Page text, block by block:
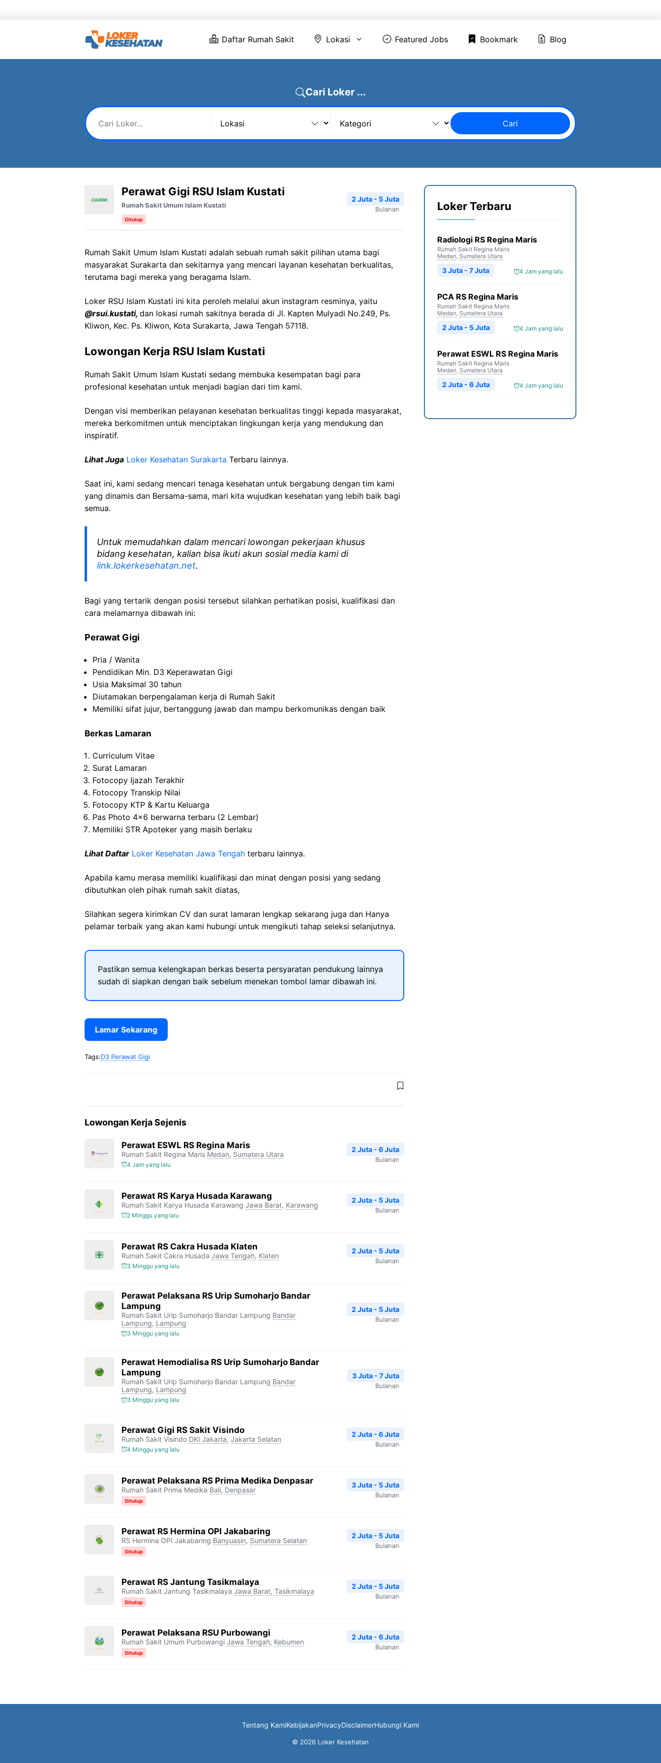
Daftar Rumah Sakit Lokasi Featured Jobs Bookmark Blog
Cari Loker ...
Cari
Perawat Gigi RSU Islam Kustati
Rumah Sakit Umum Islam Kustati
Ditutup
2 Juta - 5 Juta
Bulanan
Rumah Sakit Umum Islam Kustati adalah sebuah rumah sakit pilihan utama bagi
masyarakat Surakarta dan sekitarnya yang mencari layanan kesehatan berkualitas,
terutama bagi mereka yang beragama Islam.
Loker RSU Islam Kustati ini kita peroleh melalui akun instagram resminya, yaitu
@rsui.kustati, dan lokasi rumah sakitnya berada di Jl. Kapten Mulyadi No.249, Ps.
Kliwon, Kec. Ps. Kliwon, Kota Surakarta, Jawa Tengah 57118.
Lowongan Kerja RSU Islam Kustati
Rumah Sakit Umum Islam Kustati sedang membuka kesempatan bagi para
profesional kesehatan untuk menjadi bagian dari tim kami.
Dengan visi memberikan pelayanan kesehatan berkualitas tinggi kepada masyarakat,
mereka berkomitmen untuk menciptakan lingkungan kerja yang mendukung dan
inspiratif.
Lihat Juga Loker Kesehatan Surakarta Terbaru lainnya.
Saat ini, kami sedang mencari tenaga kesehatan untuk bergabung dengan tim kami
yang dinamis dan Bersama-sama, mari kita wujudkan kesehatan yang lebih baik bagi
semua.
Untuk memudahkan dalam mencari lowongan pekerjaan khusus
bidang kesehatan, kalian bisa ikuti akun sosial media kami di
link.lokerkesehatan.net.
Bagi yang tertarik dengan posisi tersebut silahkan perhatikan posisi, kualifikasi dan
cara melamarnya dibawah ini:
Perawat Gigi
Pria / Wanita
Pendidikan Min. D3 Keperawatan Gigi
Usia Maksimal 30 tahun
Diutamakan berpengalaman kerja di Rumah Sakit
Memiliki sifat jujur, bertanggung jawab dan mampu berkomunikas dengan baik
Berkas Lamaran
Curriculum Vitae
Surat Lamaran
Fotocopy Ijazah Terakhir
Fotocopy Transkip Nilai
Fotocopy KTP & Kartu Keluarga
Pas Photo 4×6 berwarna terbaru (2 Lembar)
Memiliki STR Apoteker yang masih berlaku
Lihat Daftar Loker Kesehatan Jawa Tengah terbaru lainnya.
Apabila kamu merasa memiliki kualifikasi dan minat dengan posisi yang sedang
dibutuhkan oleh pihak rumah sakit diatas,
Silahkan segera kirimkan CV dan surat lamaran lengkap sekarang juga dan Hanya
pelamar terbaik yang akan kami hubungi untuk mengikuti tahap seleksi selanjutnya.
Pastikan semua kelengkapan berkas beserta persyaratan pendukung lainnya
sudah di siapkan dengan baik sebelum menekan tombol lamar dibawah ini.
Lamar Sekarang
Tags:D3 Perawat Gigi
Lowongan Kerja Sejenis
Perawat ESWL RS Regina Maris
Rumah Sakit Regina Maris Medan, Sumatera Utara
4 Jam yang lalu
2 Juta - 6 Juta
Bulanan
Perawat RS Karya Husada Karawang
Rumah Sakit Karya Husada Karawang Jawa Barat, Karawang
2 Minggu yang lalu
2 Juta - 5 Juta
Bulanan
Perawat RS Cakra Husada Klaten
Rumah Sakit Cakra Husada Jawa Tengah, Klaten
3 Minggu yang lalu
2 Juta - 5 Juta
Bulanan
Perawat Pelaksana RS Urip Sumoharjo Bandar
Lampung
Rumah Sakit Urip Sumoharjo Bandar Lampung Bandar
Lampung, Lampung
3 Minggu yang lalu
2 Juta - 5 Juta
Bulanan
Perawat Hemodialisa RS Urip Sumoharjo Bandar
Lampung
Rumah Sakit Urip Sumoharjo Bandar Lampung Bandar
Lampung, Lampung
3 Minggu yang lalu
3 Juta - 7 Juta
Bulanan
Perawat Gigi RS Sakit Visindo
Rumah Sakit Visindo DKI Jakarta, Jakarta Selatan
4 Minggu yang lalu
2 Juta - 6 Juta
Bulanan
Perawat Pelaksana RS Prima Medika Denpasar
Rumah Sakit Prima Medika Bali, Denpasar
Ditutup
3 Juta - 5 Juta
Bulanan
Perawat RS Hermina OPI Jakabaring
RS Hermina OPI Jakabaring Banyuasin, Sumatera Selatan
Ditutup
2 Juta - 5 Juta
Bulanan
Perawat RS Jantung Tasikmalaya
Rumah Sakit Jantung Tasikmalaya Jawa Barat, Tasikmalaya
Ditutup
2 Juta - 5 Juta
Bulanan
Perawat Pelaksana RSU Purbowangi
Rumah Sakit Umum Purbowangi Jawa Tengah, Kebumen
Ditutup
2 Juta - 6 Juta
Bulanan
Loker Terbaru
Radiologi RS Regina Maris
Rumah Sakit Regina Maris
Medan, Sumatera Utara
4 Jam yang lalu
3 Juta - 7 Juta
PCA RS Regina Maris
Rumah Sakit Regina Maris
Medan, Sumatera Utara
4 Jam yang lalu
2 Juta - 5 Juta
Perawat ESWL RS Regina Maris
Rumah Sakit Regina Maris
Medan, Sumatera Utara
4 Jam yang lalu
2 Juta - 6 Juta
Tentang KamiKebijakanPrivacyDisclaimerHubungi Kami
© 2026 Loker Kesehatan